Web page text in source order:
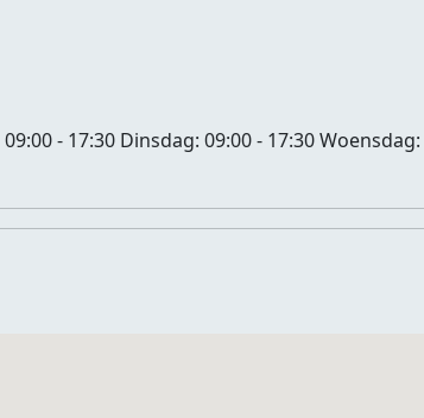
09:00 - 17:30 Dinsdag: 09:00 - 17:30Woensdag: